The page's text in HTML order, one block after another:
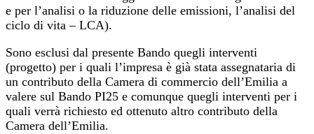
e per l’analisi o la riduzione delle emissioni, l’analisi del
ciclo di vita – LCA).
Sono esclusi dal presente Bando quegli interventi
(progetto) per i quali l’impresa è già stata assegnataria di
un contributo della Camera di commercio dell’Emilia a
valere sul Bando PI25 e comunque quegli interventi per i
quali verrà richiesto ed ottenuto altro contributo della
Camera dell’Emilia.